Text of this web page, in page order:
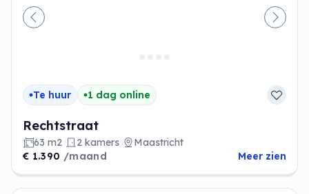
Vorige
Te huur 1 dag online
Rechtstraat
63 m2 2 kamers
Maastricht
€ 1.390 /maand Meer zien